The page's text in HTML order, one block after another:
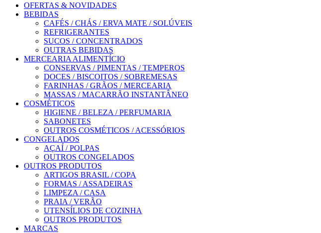
OFERTAS & NOVIDADES
BEBIDAS
CAFÉS / CHÁS / ERVA MATE / SOLÚVEIS
REFRIGERANTES
SUCOS / CONCENTRADOS
OUTRAS BEBIDAS
MERCEARIA ALIMENTÍCIO
CONSERVAS / PIMENTAS / TEMPEROS
DOCES / BISCOITOS / SOBREMESAS
FARINHAS / GRÃOS / MERCEARIA
MASSAS / MACARRÃO INSTANTÂNEO
COSMÉTICOS
HIGIENE / BELEZA / PERFUMARIA
SABONETES
OUTROS COSMÉTICOS / ACESSÓRIOS
CONGELADOS
AÇAÍ / POLPAS
OUTROS CONGELADOS
OUTROS PRODUTOS
ARTIGOS BRASIL / COPA
FORMAS / ASSADEIRAS
LIMPEZA / CASA
PRAIA / VERÃO
UTENSÍLIOS DE COZINHA
OUTROS PRODUTOS
MARCAS